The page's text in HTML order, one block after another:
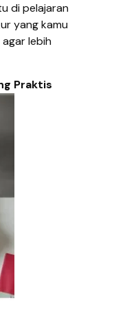
di pelajaran
yang kamu
lebih
Praktis